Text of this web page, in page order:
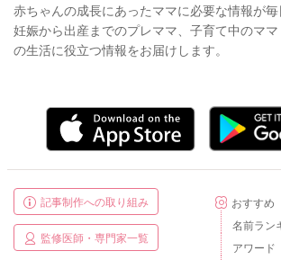
赤ちゃんの成長にあったママに必要な情報が毎
妊娠から出産までのプレママ、子育て中のマ
の生活に役立つ情報をお届けします。
記事制作への取り組み
監修医師・専門家一覧
おすすめ
名前ラン
アワード